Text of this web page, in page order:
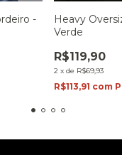
-
Heavy
Verde
R$119,90
2 x de R$69,93
R$113,91 com